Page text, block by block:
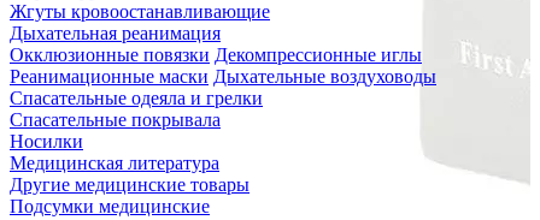
Жгуты кровоостанавливающие
Дыхательная реанимация
Окклюзионные повязки Декомпрессионные иглы
Реанимационные маски Дыхательные воздуховоды
Спасательные одеяла и грелки
Спасательные покрывала
Носилки
Медицинская литература
Другие медицинские товары
Подсумки медицинские